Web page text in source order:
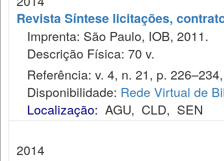
Revista Síntese licitações,
Imprenta: São Paulo, IOB, 2011.
Descrição Física: 70 v.
Referência: v. 4, n. 21, p.
Disponibilidade: Rede Virtual de
Localização: AGU, CLD, SEN
2014